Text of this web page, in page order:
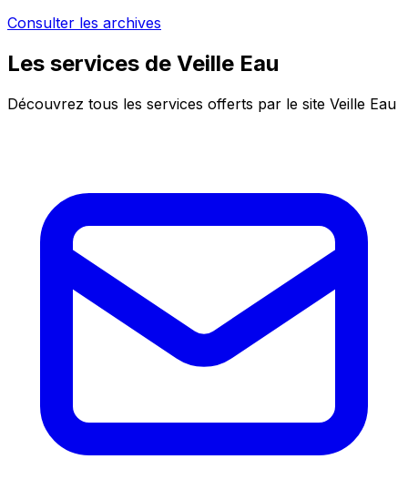
Consulter les archives
Les services de Veille Eau
Découvrez tous les services offerts par le site Veille Eau